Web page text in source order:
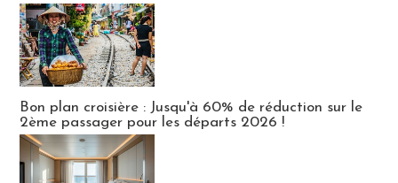
Bon plan croisière : Jusqu'à 60% de réduction sur le
2ème passager pour les départs 2026 !